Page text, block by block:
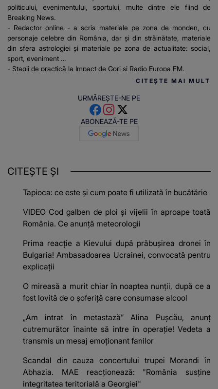
politicului, evenimentului, sportului, multe dintre ele fiind de
Breaking News.
- Redactor online - a scris materiale pe zona de monden, cu
personaje celebre din România, dar și din străinătate, materiale
din sfera astrologiei și materiale pe zona de actualitate: social,
sport, eveniment
- Stagii de practică la Impact de Gorj și Radio Europa FM.
CITEȘTE MAI MULT
URMĂREȘTE-NE PE
ABONEAZĂ-TE PE
CITEȘTE ȘI
Tapioca: ce este și cum poate fi utilizată în bucătărie
VIDEO Cod galben de ploi și vijelii în aproape toată
România. Ce anunță meteorologii
Prima reacție a Kievului după prăbușirea dronei în
Bulgaria! Ambasadoarea Ucrainei, convocată pentru
explicații
O mireasă a murit chiar în noaptea nunții, după ce a
fost lovită de o șoferiță care consumase alcool
„Am intrat în metastază” Alina Pușcău, anunț
cutremurător înainte să intre în operație! Vedeta a
transmis un mesaj emoționant fanilor
Scandal din cauza concertului trupei Morandi în
Abhazia. MAE reacționează: "România susține
integritatea teritorială a Georgiei"